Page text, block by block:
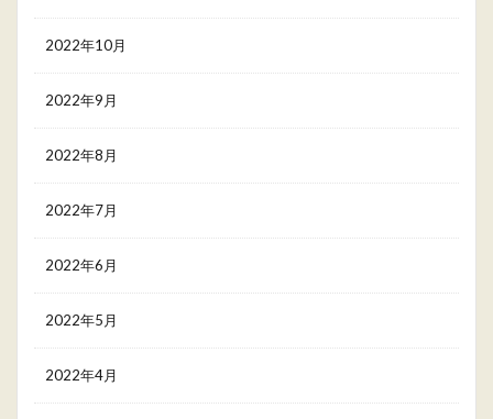
2022年10月
2022年9月
2022年8月
2022年7月
2022年6月
2022年5月
2022年4月